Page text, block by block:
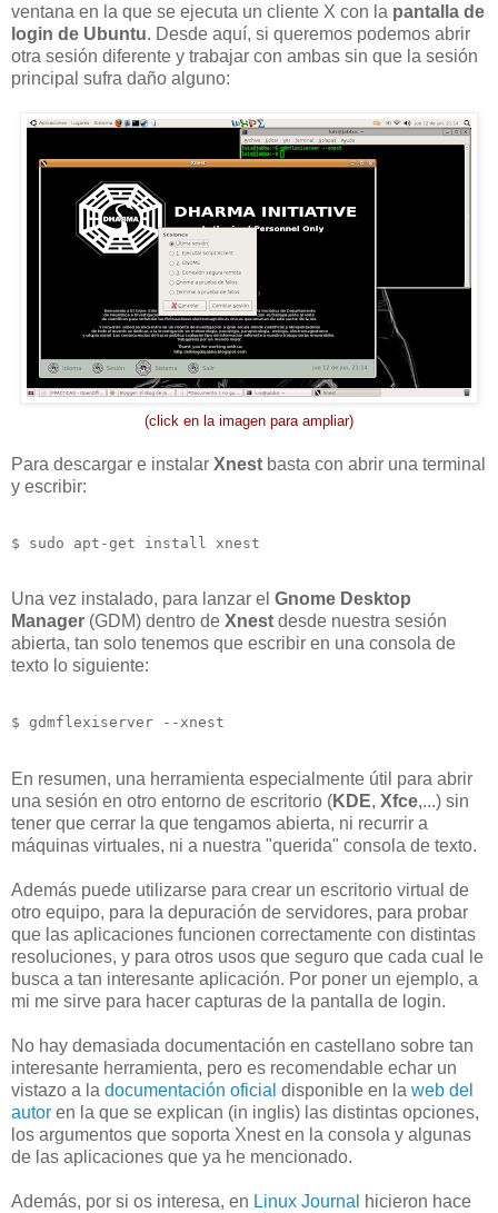
ventana en la que se ejecuta un cliente X con la pantalla de
login de Ubuntu. Desde aquí, si queremos podemos abrir
otra sesión diferente y trabajar con ambas sin que la sesión
principal sufra daño alguno:
(click en la imagen para ampliar)
Para descargar e instalar Xnest basta con abrir una terminal
y escribir:
$ sudo apt-get install xnest
Una vez instalado, para lanzar el Gnome Desktop
Manager (GDM) dentro de Xnest desde nuestra sesión
abierta, tan solo tenemos que escribir en una consola de
texto lo siguiente:
$ gdmflexiserver --xnest
En resumen, una herramienta especialmente útil para abrir
una sesión en otro entorno de escritorio (KDE, Xfce,...) sin
tener que cerrar la que tengamos abierta, ni recurrir a
máquinas virtuales, ni a nuestra "querida" consola de texto.
Además puede utilizarse para crear un escritorio virtual de
otro equipo, para la depuración de servidores, para probar
que las aplicaciones funcionen correctamente con distintas
resoluciones, y para otros usos que seguro que cada cual le
busca a tan interesante aplicación. Por poner un ejemplo, a
mi me sirve para hacer capturas de la pantalla de login.
No hay demasiada documentación en castellano sobre tan
interesante herramienta, pero es recomendable echar un
vistazo a la documentación oficial disponible en la web del
autor en la que se explican (in inglis) las distintas opciones,
los argumentos que soporta Xnest en la consola y algunas
de las aplicaciones que ya he mencionado.
Además, por si os interesa, en Linux Journal
hicieron hace